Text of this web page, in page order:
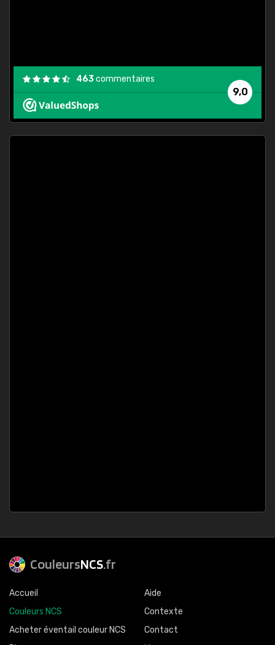
9,0
463commentaires
CouleursNCS.fr
Accueil
Couleurs NCS
Acheter éventail couleur NCS
Aide
Contexte
Contact